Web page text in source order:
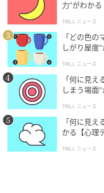
やすということもないよ
おそらく職場内では、あ
ろうという雰囲気ができ
ょうか。それゆえ、他
いそうです。ますますあ
になってしまいますので
せるよう、周囲をサポ
いでしょう。
4. ワッペンに見え
力”がわかる
TRILL ニュース
「どの色
しがり屋度
TRILL ニュース
「何に見
しまう場面
TRILL ニュース
「何に見え
かる【心理
TRILL ニュース